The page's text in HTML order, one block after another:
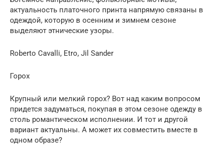
актуальность платочного принта напрямую связаны в
одеждой, которую в осенним и зимнем сезоне
выделяют этнические узоры.
Roberto Cavalli, Etro, Jil Sander
Горох
Крупный или мелкий горох? Вот над каким вопросом
придется задуматься, покупая в этом сезоне одежду в
столь романтическом исполнении. И тот и другой
вариант актуальны. А может их совместить вместе в
одном образе?